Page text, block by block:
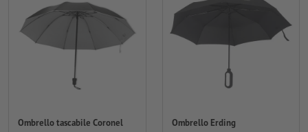
Ombrello tascabile Coronel Ombrello Erding